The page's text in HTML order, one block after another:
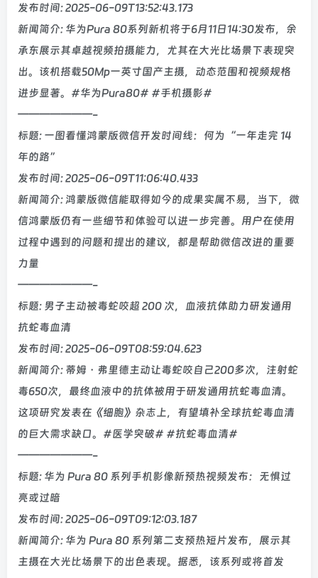
发布时间: 2025-06-09T13:52:43.173
新闻简介: 华为Pura 80系列新机将于6月11日14:30发布，余
承东展示其卓越视频拍摄能力，尤其在大光比场景下表现突
出。该机搭载50Mp一英寸国产主摄，动态范围和视频规格
进步显著。#华为Pura80# #手机摄影#
———————-
标题: 一图看懂鸿蒙版微信开发时间线：何为“一年走完 14
年的路”
发布时间: 2025-06-09T11:06:40.433
新闻简介: 鸿蒙版微信能取得如今的成果实属不易，当下，微
信鸿蒙版仍有一些细节和体验可以进一步完善。用户在使用
过程中遇到的问题和提出的建议，都是帮助微信改进的重要
力量
———————-
标题: 男子主动被毒蛇咬超 200 次，血液抗体助力研发通用
抗蛇毒血清
发布时间: 2025-06-09T08:59:04.623
新闻简介: 蒂姆・弗里德主动让毒蛇咬自己200多次，注射蛇
毒650次，最终血液中的抗体被用于研发通用抗蛇毒血清。
这项研究发表在《细胞》杂志上，有望填补全球抗蛇毒血清
的巨大需求缺口。#医学突破# #抗蛇毒血清#
———————-
标题: 华为 Pura 80 系列手机影像新预热视频发布：无惧过
亮或过暗
发布时间: 2025-06-09T09:12:03.187
新闻简介: 华为 Pura 80 系列第二支预热短片发布，展示其
主摄在大光比场景下的出色表现。据悉，该系列或将首发